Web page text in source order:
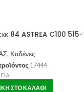
84 ASTREA C100
, Καδένες
17444
ΣΤΟ ΚΑΛΆΘΙ